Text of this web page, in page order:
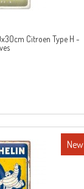
Citroen Type H -
New